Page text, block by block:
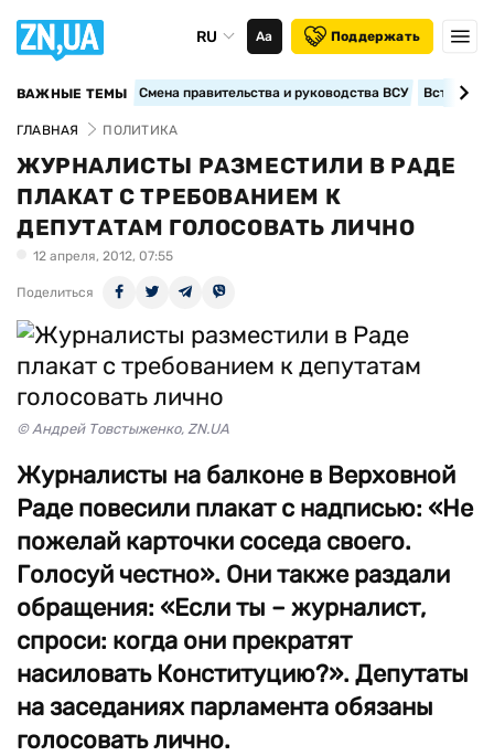
RU Аа Поддержать
ВАЖНЫЕ ТЕМЫ Смена правительства и руководства ВСУ
ГЛАВНАЯ ПОЛИТИКА
ЖУРНАЛИСТЫ РАЗМЕСТИЛИ В РАДЕ
ПЛАКАТ С ТРЕБОВАНИЕМ К
ДЕПУТАТАМ ГОЛОСОВАТЬ ЛИЧНО
12 апреля, 2012, 07:55
Поделиться
© Андрей Товстыженко, ZN.UA
Журналисты на балконе в Верховной
Раде повесили плакат с надписью: «Не
пожелай карточки соседа своего.
Голосуй честно». Они также раздали
обращения: «Если ты – журналист,
спроси: когда они прекратят
насиловать Конституцию?». Депутаты
на заседаниях парламента обязаны
голосовать лично.